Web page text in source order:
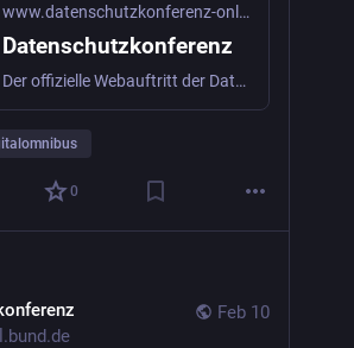
www.datenschutzkonferenz-online.de
Datenschutzkonferenz
Der offizielle Webauftritt der Datenschutzkonferenz (DSK), dem Gremium der deutschen Datenschutzaufsichtsbehörden
0
Feb 10